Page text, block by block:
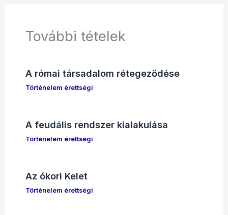
További tételek
A római társadalom rétegeződése
Történelem érettségi
A feudális rendszer kialakulása
Történelem érettségi
Az ókori Kelet
Történelem érettségi